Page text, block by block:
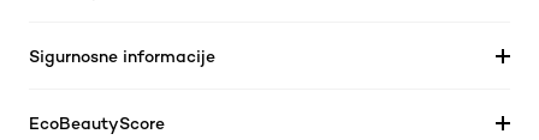
Sigurnosne informacije
EcoBeautyScore